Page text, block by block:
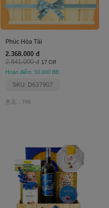
Phúc Hòa Tài
2.368.000 đ
2.841.000 đ 17 Off
Hoàn điểm: 50.000 BB
SKU: D637907
意见：749